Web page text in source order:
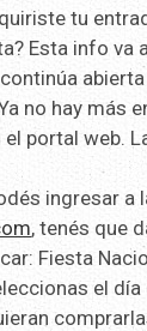
tu
Esta info va
no hay más
portal web.
ingresar a
, tenés que
Fiesta
el